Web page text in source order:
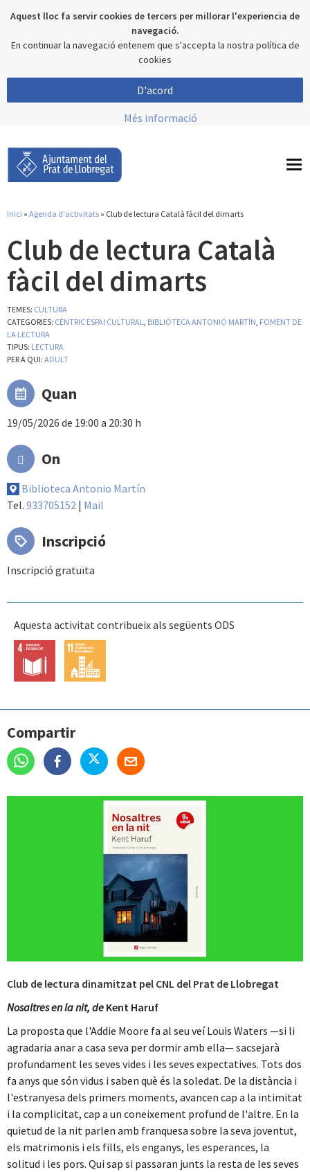
Aquest lloc fa servir cookies de tercers per millorar l'experiencia de
navegació.
En continuar la navegació entenem que s'accepta la nostra política de
cookies
D'acord
Més informació
Inici » Agenda d'activitats » Club de lectura Català fàcil del dimarts
Club de lectura Català
fàcil del dimarts
TEMES: CULTURA
CATEGORIES: CÈNTRIC ESPAI CULTURAL, BIBLIOTECA ANTONIO MARTÍN, FOMENT DE
LA LECTURA
TIPUS: LECTURA
PER A QUI: ADULT
Quan
19/05/2026 de 19:00 a 20:30 h
On
Biblioteca Antonio Martín
Tel. 933705152 | Mail
Inscripció
Inscripció gratuïta
Aquesta activitat contribueix als següents ODS
Compartir
Club de lectura dinamitzat pel CNL del Prat de Llobregat
Nosaltres en la nit, de Kent Haruf
La proposta que l'Addie Moore fa al seu veí Louis Waters —si li
agradaria anar a casa seva per dormir amb ella— sacsejarà
profundament les seves vides i les seves expectatives. Tots dos
fa anys que són vidus i saben què és la soledat. De la distància i
l'estranyesa dels primers moments, avancen cap a la intimitat
i la complicitat, cap a un coneixement profund de l'altre. En la
quietud de la nit parlen amb franquesa sobre la seva joventut,
els matrimonis i els fills, els enganys, les esperances, la
solitud i les pors. Qui sap si passaran junts la resta de les seves